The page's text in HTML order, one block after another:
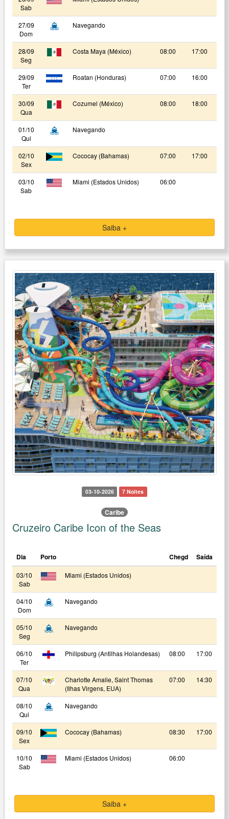
Sab
27/09
Dom
Navegando
28/09
Seg
Costa Maya (México) 08:00 17:00
29/09
Ter
Roatan (Honduras) 07:00 16:00
30/09
Qua
Cozumel (México) 08:00 18:00
01/10
Qui
Navegando
02/10
Sex
Cococay (Bahamas) 07:00 17:00
03/10
Sab
Miami (Estados Unidos) 06:00
Saiba +
03-10-2026 7 Noites
Caribe
Cruzeiro Caribe Icon of the Seas
Dia Porto Chegd Saída
03/10
Sab
Miami (Estados Unidos)
04/10
Dom
Navegando
05/10
Seg
Navegando
06/10
Ter
Philipsburg (Antilhas Holandesas) 08:00 17:00
07/10
Qua
Charlotte Amalie, Saint Thomas
(Ilhas Virgens, EUA)
07:00 14:30
08/10
Qui
Navegando
09/10
Sex
Cococay (Bahamas) 08:30 17:00
10/10
Sab
Miami (Estados Unidos) 06:00
Saiba +